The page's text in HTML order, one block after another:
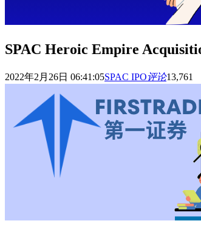
SPAC Heroic Empire
2022年2月26日 06:41:05SPAC IPO评论13,761